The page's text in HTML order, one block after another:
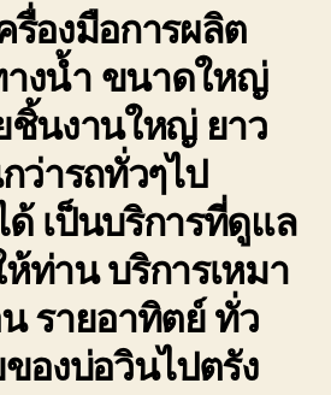
รื่องมือการผลิต
างน้ำ ขนาดใหญ่
ชิ้นงานใหญ่ ยาว
ว่ารถทั่วๆไป
เป็นบริการที่ดูแล
ท่าน บริการเหมา
รายอาทิตย์ ทั่ว
องบ่อวินไปตรัง